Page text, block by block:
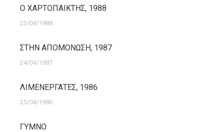
Ο ΧΑΡΤΟΠΑΙΚΤΗΣ, 1988
23/04/1988
ΣΤΗΝ ΑΠΟΜΟΝΩΣΗ, 1987
24/04/1987
ΛΙΜΕΝΕΡΓΑΤΕΣ, 1986
25/04/1986
ΓΥΜΝΟ